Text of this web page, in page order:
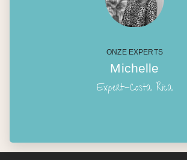
ONZE EXPERTS
Michelle
Expert-Costa Rica